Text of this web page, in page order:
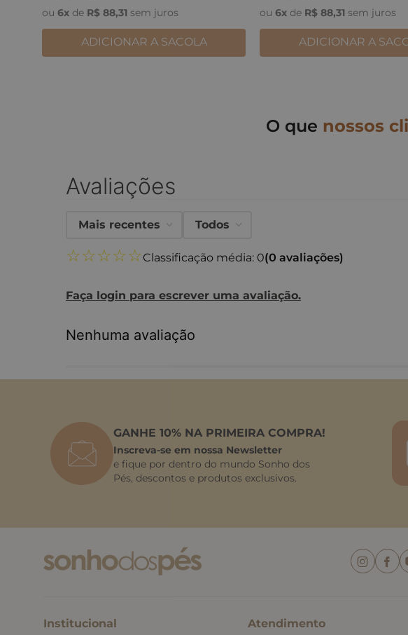
ou 6x de R$ 88,31 sem juros
36
ADICIONAR A SACOLA
ou 6x de R$ 88,31 sem juros
36
ADICIONAR A
O que nossos
Avaliações
☆☆☆☆☆Classificação média: 0(0 avaliações)
Faça login para escrever uma avaliação.
Mais recentes Todos
Nenhuma avaliação
GANHE 10% NA PRIMEIRA COMPRA!
Inscreva-se em nossa Newsletter
e fique por dentro do mundo Sonho dos
Pés, descontos e produtos exclusivos.
Institucional Atendimento